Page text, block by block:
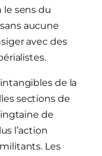
le sens du
aucune
avec des
de la
sections de
de
l’action
Les